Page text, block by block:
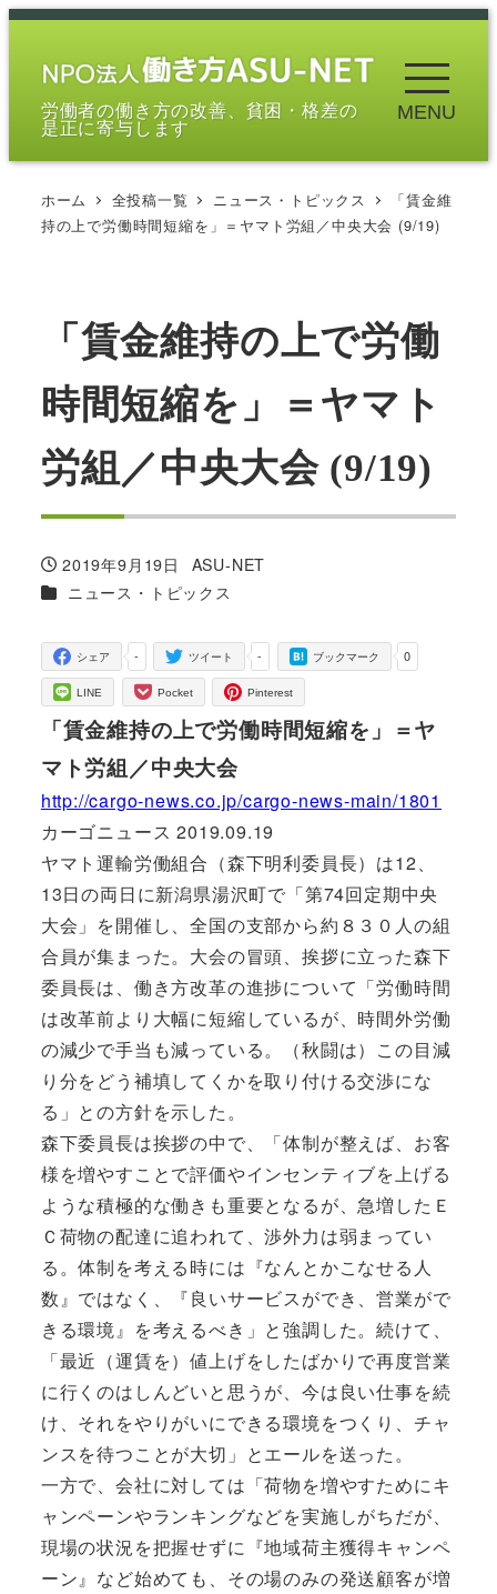
メ
労働者の働き方の改善、貧困・格差の
是正に寄与します
MENU
ホーム 全投稿一覧 ニュース・トピックス
「賃金維
持の上で労働時間短縮を」＝ヤマト労組／中央大会 (9/19)
「賃金維持の上で労働
時間短縮を」＝ヤマト
労組／中央大会 (9/19)
投稿日
2019年9月19日
著
者
ASU-NET
カテゴリー
ニュース・トピックス
-
シェア -
ツイート 0
ブックマーク
LINE Pocket Pinterest
「賃金維持の上で労働時間短縮を」＝ヤ
マト労組／中央大会
http://cargo-news.co.jp/cargo-news-main/1801
カーゴニュース 2019.09.19
ヤマト運輸労働組合（森下明利委員長）は12、
13日の両日に新潟県湯沢町で「第74回定期中央
大会」を開催し、全国の支部から約８３０人の組
合員が集まった。大会の冒頭、挨拶に立った森下
委員長は、働き方改革の進捗について「労働時間
は改革前より大幅に短縮しているが、時間外労働
の減少で手当も減っている。（秋闘は）この目減
り分をどう補填してくかを取り付ける交渉にな
る」との方針を示した。
森下委員長は挨拶の中で、「体制が整えば、お客
様を増やすことで評価やインセンティブを上げる
ような積極的な働きも重要となるが、急増したＥ
Ｃ荷物の配達に追われて、渉外力は弱まってい
る。体制を考える時には『なんとかこなせる人
数』ではなく、『良いサービスができ、営業がで
きる環境』を考えるべき」と強調した。続けて、
「最近（運賃を）値上げをしたばかりで再度営業
に行くのはしんどいと思うが、今は良い仕事を続
け、それをやりがいにできる環境をつくり、チャ
ンスを待つことが大切」とエールを送った。
一方で、会社に対しては「荷物を増やすためにキ
ャンペーンやランキングなどを実施しがちだが、
現場の状況を把握せずに『地域荷主獲得キャンペ
ーン』など始めても、その場のみの発送顧客が増